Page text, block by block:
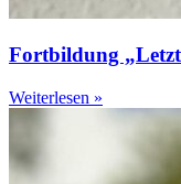
Fortbildung
Weiterlesen »